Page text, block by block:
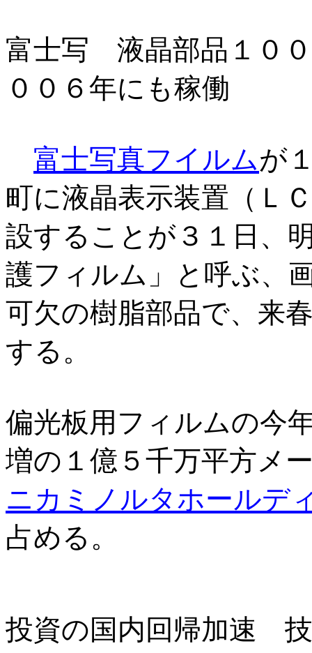
富士写 液晶部品１０
００６年にも稼働
富士写真フイルムが
町に液晶表示装置（Ｌ
設することが３１日、
護フィルム」と呼ぶ、
可欠の樹脂部品で、来
する。
偏光板用フィルムの今
増の１億５千万平方メ
ニカミノルタホールデ
占める。
投資の国内回帰加速